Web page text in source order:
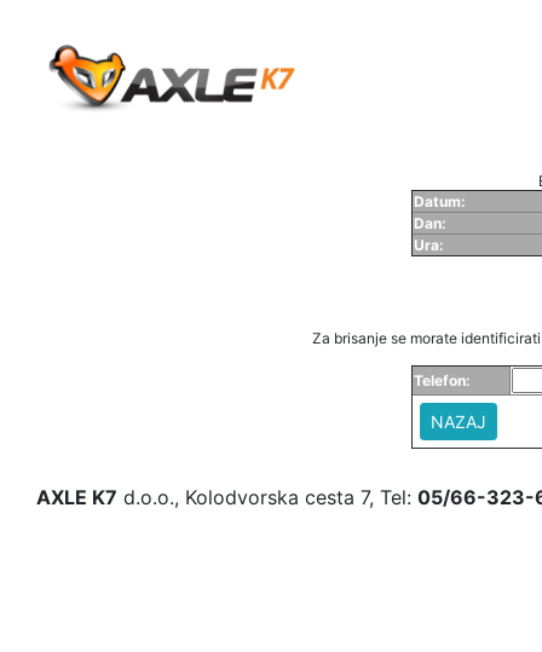
Datum:
Dan:
Ura:
Za brisanje se morate
Telefon:
NAZAJ
AXLE K7 d.o.o., Kolodvorska cesta 7, Tel: 05/66-323-